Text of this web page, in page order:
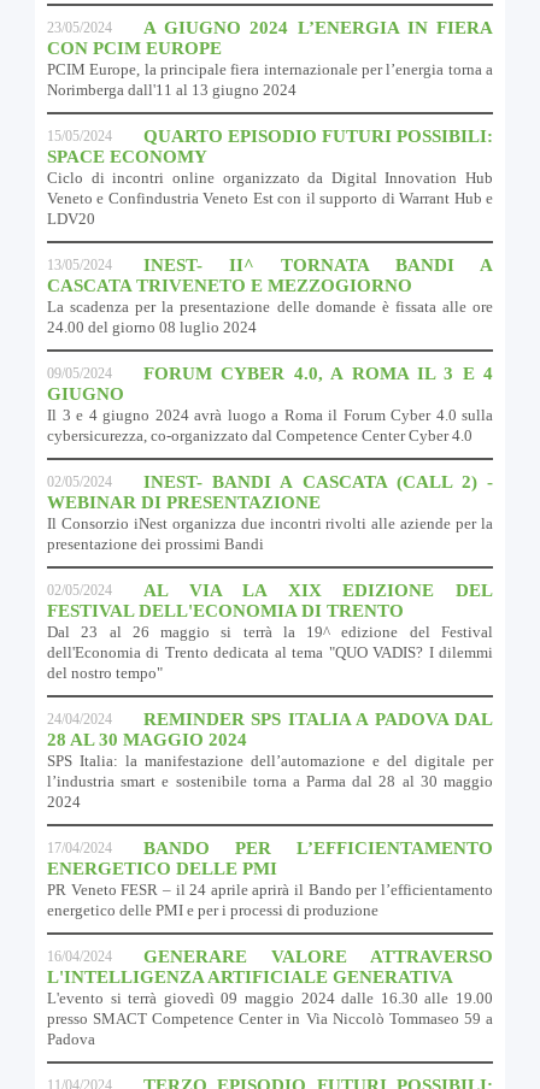
23/05/2024
A GIUGNO 2024 L’ENERGIA IN FIERA
CON PCIM EUROPE
PCIM Europe, la principale fiera internazionale per l’energia torna a
Norimberga dall'11 al 13 giugno 2024
15/05/2024
QUARTO EPISODIO FUTURI POSSIBILI:
SPACE ECONOMY
Ciclo di incontri online organizzato da Digital Innovation Hub
Veneto e Confindustria Veneto Est con il supporto di Warrant Hub e
LDV20
13/05/2024
INEST- II^ TORNATA BANDI A
CASCATA TRIVENETO E MEZZOGIORNO
La scadenza per la presentazione delle domande è fissata alle ore
24.00 del giorno 08 luglio 2024
09/05/2024
FORUM CYBER 4.0, A ROMA IL 3 E 4
GIUGNO
Il 3 e 4 giugno 2024 avrà luogo a Roma il Forum Cyber 4.0 sulla
cybersicurezza, co-organizzato dal Competence Center Cyber 4.0
02/05/2024
INEST- BANDI A CASCATA (CALL 2) -
WEBINAR DI PRESENTAZIONE
Il Consorzio iNest organizza due incontri rivolti alle aziende per la
presentazione dei prossimi Bandi
02/05/2024
AL VIA LA XIX EDIZIONE DEL
FESTIVAL DELL'ECONOMIA DI TRENTO
Dal 23 al 26 maggio si terrà la 19^ edizione del Festival
dell'Economia di Trento dedicata al tema "QUO VADIS? I dilemmi
del nostro tempo"
24/04/2024
REMINDER SPS ITALIA A PADOVA DAL
28 AL 30 MAGGIO 2024
SPS Italia: la manifestazione dell’automazione e del digitale per
l’industria smart e sostenibile torna a Parma dal 28 al 30 maggio
2024
17/04/2024
BANDO PER L’EFFICIENTAMENTO
ENERGETICO DELLE PMI
PR Veneto FESR – il 24 aprile aprirà il Bando per l’efficientamento
energetico delle PMI e per i processi di produzione
16/04/2024
GENERARE VALORE ATTRAVERSO
L'INTELLIGENZA ARTIFICIALE GENERATIVA
L'evento si terrà giovedì 09 maggio 2024 dalle 16.30 alle 19.00
presso SMACT Competence Center in Via Niccolò Tommaseo 59 a
Padova
11/04/2024